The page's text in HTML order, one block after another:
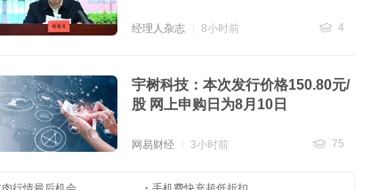
经理人杂志 8小时前
4
宇树科技：本次发行价格150.80元/
股 网上申购日为8月10日
网易财经 3小时前
75